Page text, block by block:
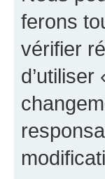
ferons
vérifier